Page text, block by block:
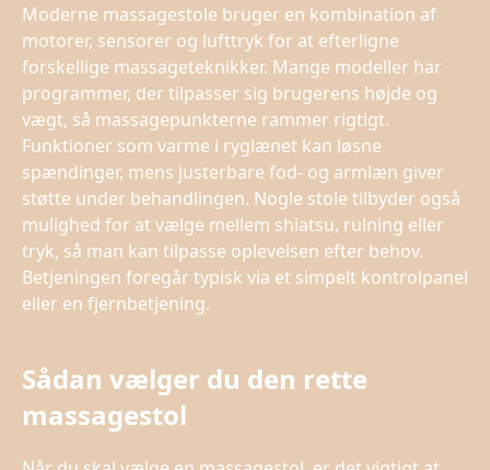
Moderne massagestole bruger en kombination af
motorer, sensorer og lufttryk for at efterligne
forskellige massageteknikker. Mange modeller har
programmer, der tilpasser sig brugerens højde og
vægt, så massagepunkterne rammer rigtigt.
Funktioner som varme i ryglænet kan løsne
spændinger, mens justerbare fod- og armlæn giver
støtte under behandlingen. Nogle stole tilbyder også
mulighed for at vælge mellem shiatsu, rulning eller
tryk, så man kan tilpasse oplevelsen efter behov.
Betjeningen foregår typisk via et simpelt kontrolpanel
eller en fjernbetjening.
Sådan vælger du den rette
massagestol